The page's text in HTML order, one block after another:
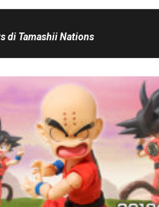
di Tamashii Nations